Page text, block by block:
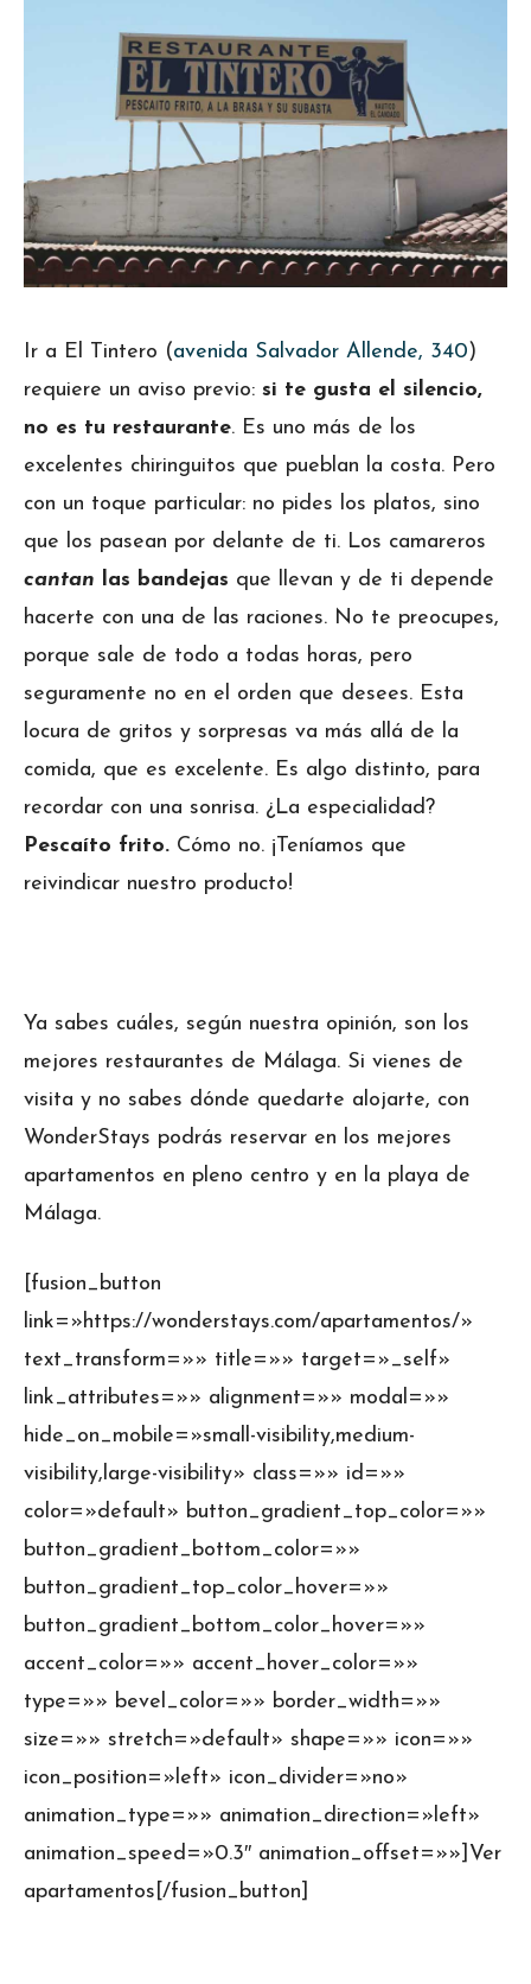
Ir a El Tintero (avenida Salvador Allende, 340)
requiere un aviso previo: si te gusta el silencio,
no es tu restaurante. Es uno más de los
excelentes chiringuitos que pueblan la costa. Pero
con un toque particular: no pides los platos, sino
que los pasean por delante de ti. Los camareros
cantan las bandejas que llevan y de ti depende
hacerte con una de las raciones. No te preocupes,
porque sale de todo a todas horas, pero
seguramente no en el orden que desees. Esta
locura de gritos y sorpresas va más allá de la
comida, que es excelente. Es algo distinto, para
recordar con una sonrisa. ¿La especialidad?
Pescaíto frito. Cómo no. ¡Teníamos que
reivindicar nuestro producto!
Ya sabes cuáles, según nuestra opinión, son los
mejores restaurantes de Málaga. Si vienes de
visita y no sabes dónde quedarte alojarte, con
WonderStays podrás reservar en los mejores
apartamentos en pleno centro y en la playa de
Málaga.
[fusion_button
link=»https://wonderstays.com/apartamentos/»
text_transform=»» title=»» target=»_self»
link_attributes=»» alignment=»» modal=»»
hide_on_mobile=»small-visibility,medium-
visibility,large-visibility» class=»» id=»»
color=»default» button_gradient_top_color=»»
button_gradient_bottom_color=»»
button_gradient_top_color_hover=»»
button_gradient_bottom_color_hover=»»
accent_color=»» accent_hover_color=»»
type=»» bevel_color=»» border_width=»»
size=»» stretch=»default» shape=»» icon=»»
icon_position=»left» icon_divider=»no»
animation_type=»» animation_direction=»left»
animation_speed=»0.3″ animation_offset=»»]Ver
apartamentos[/fusion_button]